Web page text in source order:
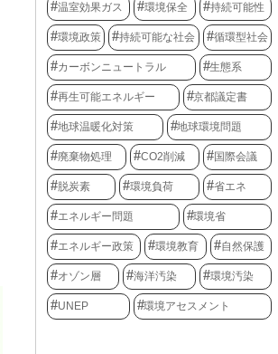
温室効果ガス 環境保全 持続可能性
環境政策 持続可能な社会 循環型社会
カーボンニュートラル 生態系
再生可能エネルギー 京都議定書
地球温暖化対策 地球環境問題
廃棄物処理 CO2削減 国際会議
脱炭素 環境負荷 省エネ
エネルギー問題 環境省
エネルギー政策 環境教育 自然保護
オゾン層 海洋汚染 環境汚染
UNEP 環境アセスメント